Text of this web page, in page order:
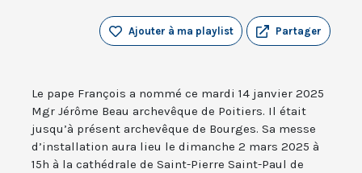
Partager
Ajouter à ma playlist
Le pape François a nommé ce mardi 14 janvier 2025
Mgr Jérôme Beau archevêque de Poitiers. Il était
jusqu’à présent archevêque de Bourges. Sa messe
d’installation aura lieu le dimanche 2 mars 2025 à
15h à la cathédrale de Saint-Pierre Saint-Paul de